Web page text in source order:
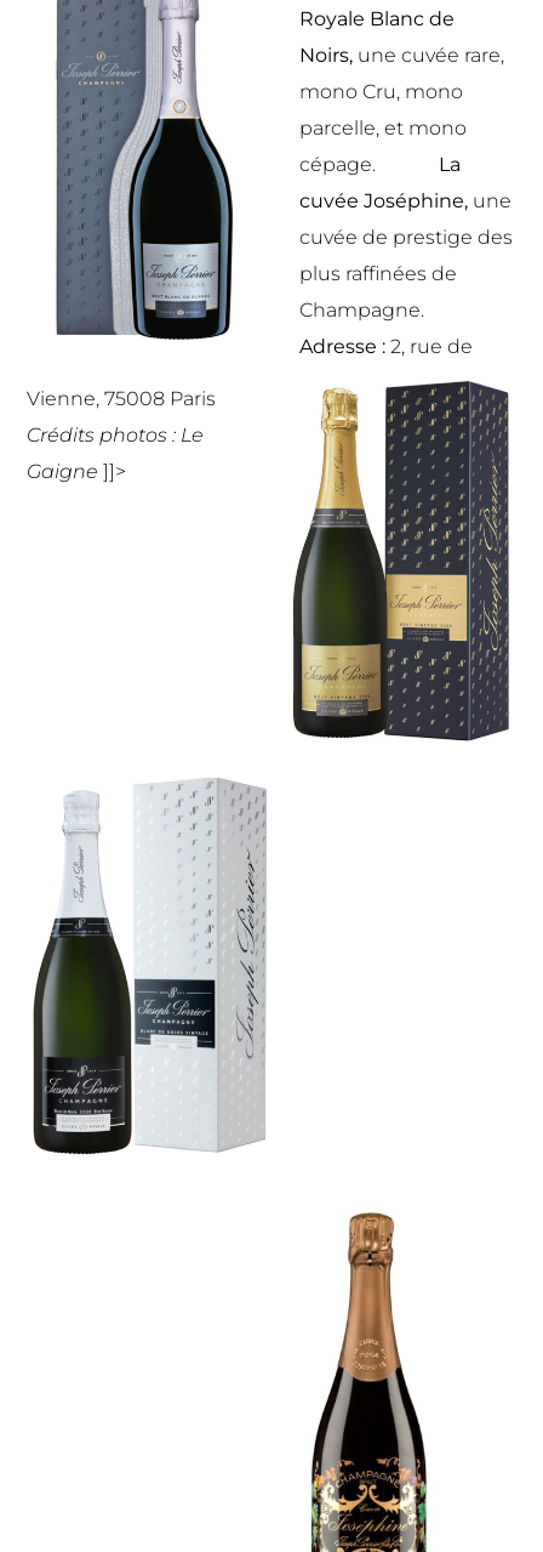
Royale Blanc de
Noirs, une cuvée rare,
mono Cru, mono
parcelle, et mono
cépage.
La
cuvée Joséphine, une
cuvée de prestige des
plus raffinées de
Champagne.
Adresse :2, rue de
Vienne, 75008 Paris
Crédits photos : Le
Gaigne ]]>